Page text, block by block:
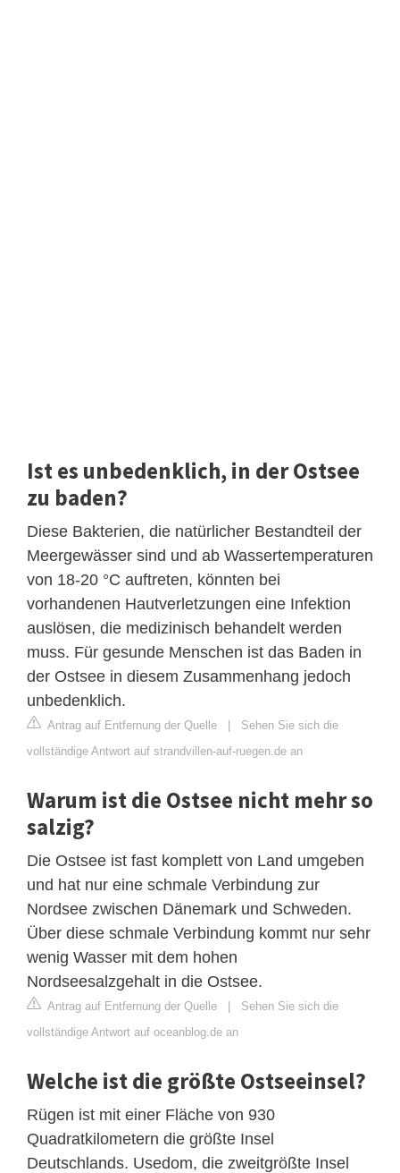
Ist es unbedenklich, in der Ostsee
zu baden?
Diese Bakterien, die natürlicher Bestandteil der
Meergewässer sind und ab Wassertemperaturen
von 18-20 °C auftreten, könnten bei
vorhandenen Hautverletzungen eine Infektion
auslösen, die medizinisch behandelt werden
muss. Für gesunde Menschen ist das Baden in
der Ostsee in diesem Zusammenhang jedoch
unbedenklich.
Antrag auf Entfernung der Quelle | Sehen Sie sich die
vollständige Antwort auf strandvillen-auf-ruegen.de an
Warum ist die Ostsee nicht mehr so
salzig?
Die Ostsee ist fast komplett von Land umgeben
und hat nur eine schmale Verbindung zur
Nordsee zwischen Dänemark und Schweden.
Über diese schmale Verbindung kommt nur sehr
wenig Wasser mit dem hohen
Nordseesalzgehalt in die Ostsee.
Antrag auf Entfernung der Quelle | Sehen Sie sich die
vollständige Antwort auf oceanblog.de an
Welche ist die größte Ostseeinsel?
Rügen ist mit einer Fläche von 930
Quadratkilometern die größte Insel
Deutschlands. Usedom, die zweitgrößte Insel